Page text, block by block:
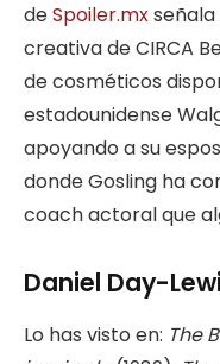
deSpoiler.mx
creativa de CIRCA
de cosméticos
estadounidense
apoyando a su
donde Gosling ha
coach actoral que
Daniel Day-
Lo has visto en: The